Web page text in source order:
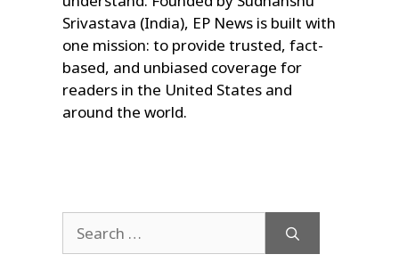
Srivastava (India), EP News is built with
one mission: to provide trusted, fact-
based, and unbiased coverage for
readers in the United States and
around the world.
for: